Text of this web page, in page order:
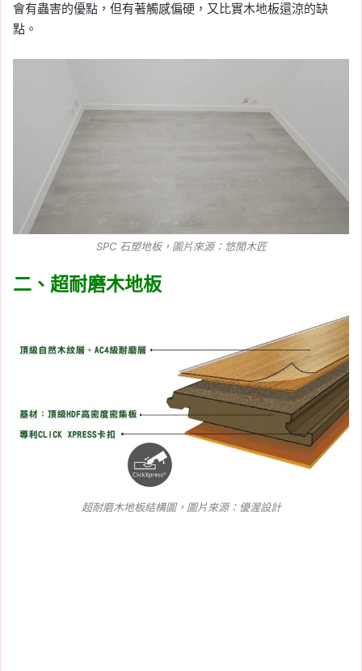
會有蟲害的優點，但有著觸感偏硬，又比實木地板還涼的缺
點。
SPC 石塑地板，圖片來源： 悠閒木匠
二、超耐磨木地板
超耐磨木地板結構圖，圖片來源： 優渥設計